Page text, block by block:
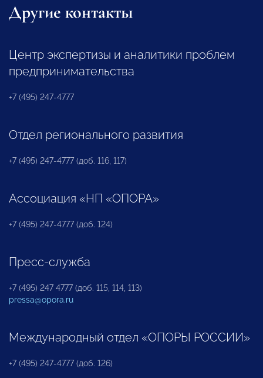
Другие контакты
Центр экспертизы и аналитики проблем
предпринимательства
+7 (495) 247-4777
Отдел регионального развития
+7 (495) 247-4777 (доб. 116, 117)
Ассоциация «НП «ОПОРА»
+7 (495) 247-4777 (доб. 124)
Пресс-служба
+7 (495) 247 4777 (доб. 115, 114, 113)
pressa@opora.ru
Международный отдел «ОПОРЫ РОССИИ»
+7 (495) 247-4777 (доб. 126)